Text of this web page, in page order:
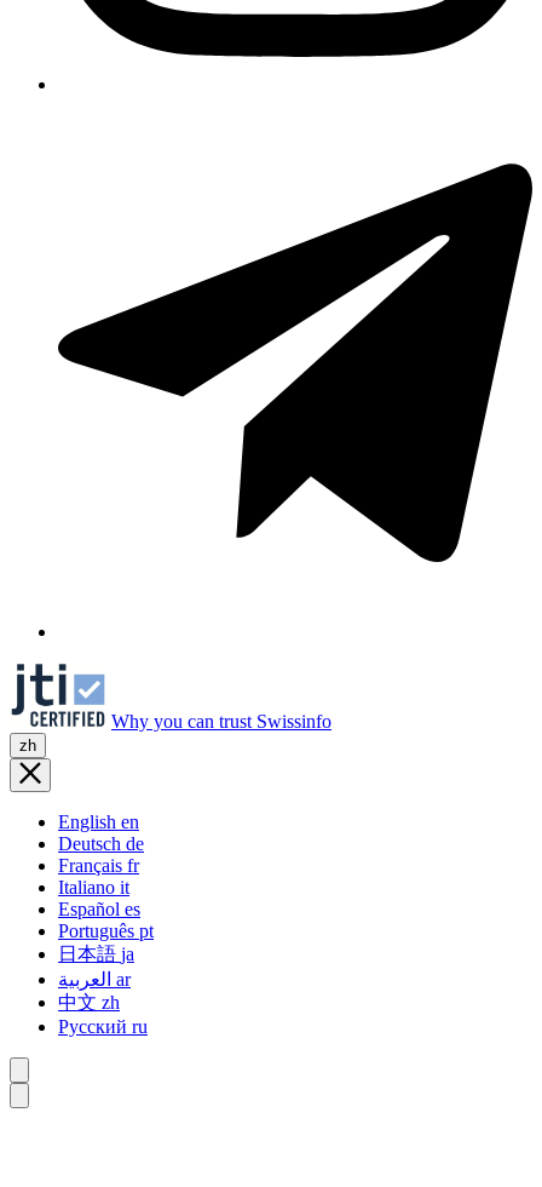
Why you can trust Swissinfo
zh
English en
Deutsch de
Français fr
Italiano it
Español es
Português pt
日本語 ja
ar
中文 zh
Русский ru